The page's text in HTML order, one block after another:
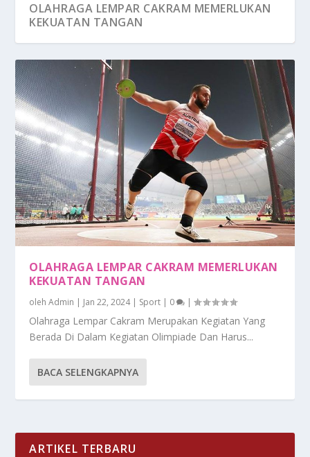
OLAHRAGA LEMPAR CAKRAM MEMERLUKAN
KEKUATAN TANGAN
OLAHRAGA LEMPAR CAKRAM MEMERLUKAN
KEKUATAN TANGAN
olehAdmin | Jan 22, 2024| Sport | 0 |
Olahraga Lempar Cakram Merupakan Kegiatan Yang
Berada Di Dalam Kegiatan Olimpiade Dan Harus...
BACA SELENGKAPNYA
ARTIKEL TERBARU